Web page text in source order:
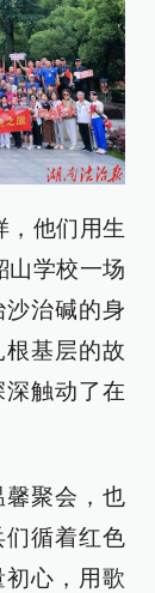
，他们用生
山学校一场
治碱的身
基层的故
触动了在
馨聚会，也
们循着红色
心，用歌